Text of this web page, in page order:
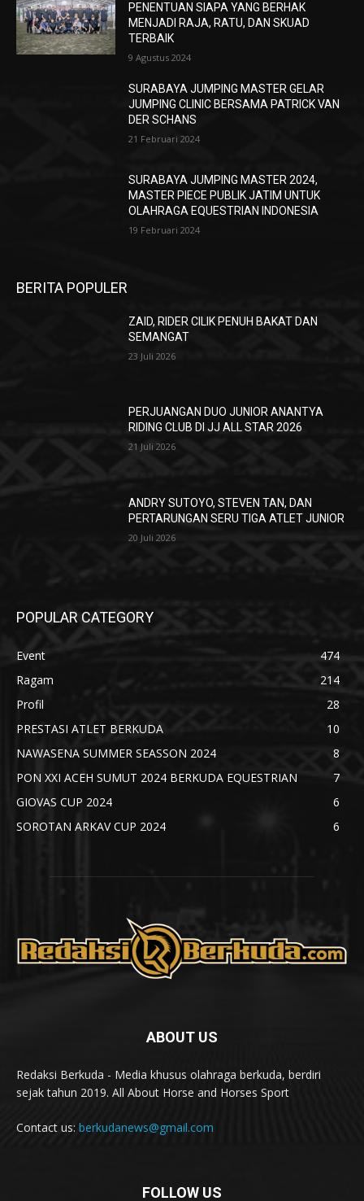
PENENTUAN SIAPA YANG BERHAK
MENJADI RAJA, RATU, DAN SKUAD
TERBAIK
9 Agustus 2024
SURABAYA JUMPING MASTER GELAR
JUMPING CLINIC BERSAMA PATRICK VAN
DER SCHANS
21 Februari 2024
SURABAYA JUMPING MASTER 2024,
MASTER PIECE PUBLIK JATIM UNTUK
OLAHRAGA EQUESTRIAN INDONESIA
19 Februari 2024
BERITA POPULER
ZAID, RIDER CILIK PENUH BAKAT DAN
SEMANGAT
23 Juli 2026
PERJUANGAN DUO JUNIOR ANANTYA
RIDING CLUB DI JJ ALL STAR 2026
21 Juli 2026
ANDRY SUTOYO, STEVEN TAN, DAN
PERTARUNGAN SERU TIGA ATLET JUNIOR
20 Juli 2026
POPULAR CATEGORY
Event
474
Ragam
214
Profil
28
PRESTASI ATLET BERKUDA
10
NAWASENA SUMMER SEASSON 2024
8
PON XXI ACEH SUMUT 2024 BERKUDA EQUESTRIAN
7
GIOVAS CUP 2024
6
SOROTAN ARKAV CUP 2024
6
ABOUT US
Redaksi Berkuda - Media khusus olahraga berkuda, berdiri
sejak tahun 2019. All About Horse and Horses Sport
Contact us: berkudanews@gmail.com
FOLLOW US